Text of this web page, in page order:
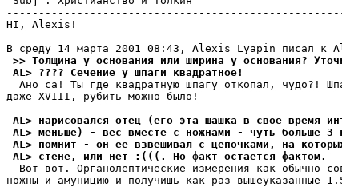
HI, Alexis!
>> Толщина у основания или ширина у основания?
AL> ???? Сечение у шпаги квадратное!
Ано са! Ты где квадратную шпагу откопал, чудо?!
даже XVIII, рубить можно было!
AL> нарисовался отец (его эта шашка в свое время
AL> меньше) - вес вместе с ножнами - чуть больше
AL> помнит - он ее взвешивал с цепочками, на
AL> стене, или нет :(((. Но факт остается фактом.
Вот-вот. Органолептические измеpения как обычно
ножны и амуницию и получишь как раз вышеуказанные